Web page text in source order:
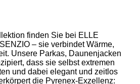
finden Sie bei ELLE
– sie verbindet Wärme,
Unsere Parkas, Daunenjacken
dass sie selbst extremen
und dabei elegant und zeitlos
die Pyrenex-Exzellenz: